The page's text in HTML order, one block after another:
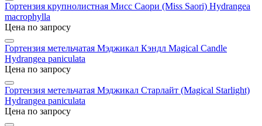
Гортензия крупнолистная Мисс Саори (Miss Saori) Hydrangea
macrophylla
Цена по запросу
Гортензия метельчатая Мэджикал Кэндл Magical Candle
Hydrangea paniculata
Цена по запросу
Гортензия метельчатая Мэджикал Старлайт (Magical Starlight)
Hydrangea paniculata
Цена по запросу